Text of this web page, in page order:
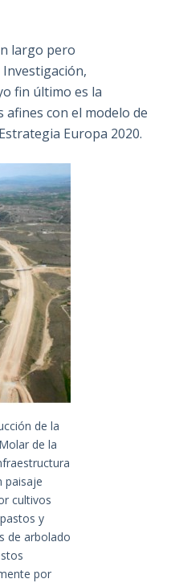
largo pero
fin último es la
afines con el modelo de
Europa 2020.
de la
de la
paisaje
cultivos
y
de arbolado
por